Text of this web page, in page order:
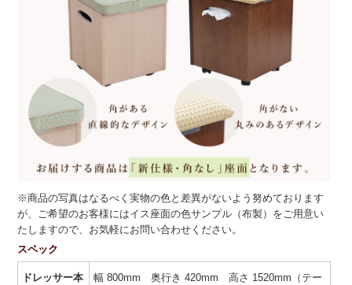
※商品の写真はなるべく実物の色と差異がないよう努めております
が、ご希望のお客様にはイス座面の色サンプル（布製）をご用意い
たしますので、お気軽にお問い合わせください。
スペック
ドレッサー本
幅 800mm 奥行き 420mm 高さ 1520mm（テー